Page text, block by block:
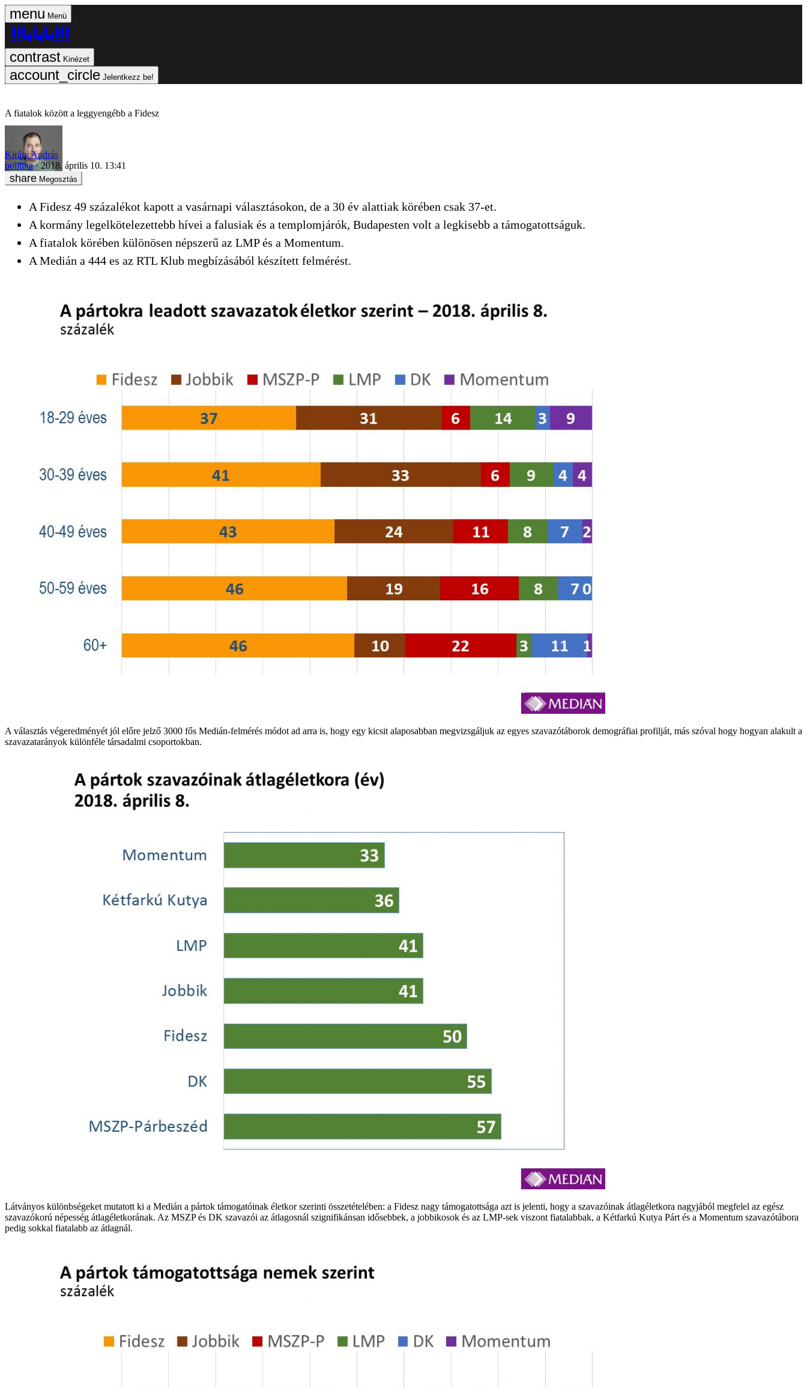
Menü
Kinézet
Jelentkezz be!
A fiatalok között a leggyengébb a Fidesz
Király András
politika
2018. április 10. 13:41
Megosztás
A Fidesz 49 százalékot kapott a vasárnapi választásokon, de a 30 év alattiak körében csak 37-et.
A kormány legelkötelezettebb hívei a falusiak és a templomjárók, Budapesten volt a legkisebb a támogatottságuk.
A fiatalok körében különösen népszerű az LMP és a Momentum.
A Medián a 444 es az RTL Klub megbízásából készített felmérést.
A választás végeredményét jól előre jelző 3000 fős Medián-felmérés módot ad arra is, hogy egy kicsit alaposabban megvizsgáljuk az egyes szavazótáborok demográfiai profilját, más szóval hogy hogyan alakult a
szavazatarányok különféle társadalmi csoportokban.
Látványos különbségeket mutatott ki a Medián a pártok támogatóinak életkor szerinti összetételében: a Fidesz nagy támogatottsága azt is jelenti, hogy a szavazóinak átlagéletkora nagyjából megfelel az egész
szavazókorú népesség átlagéletkorának. Az MSZP és DK szavazói az átlagosnál szignifikánsan idősebbek, a jobbikosok és az LMP-sek viszont fiatalabbak, a Kétfarkú Kutya Párt és a Momentum szavazótábora
pedig sokkal fiatalabb az átlagnál.